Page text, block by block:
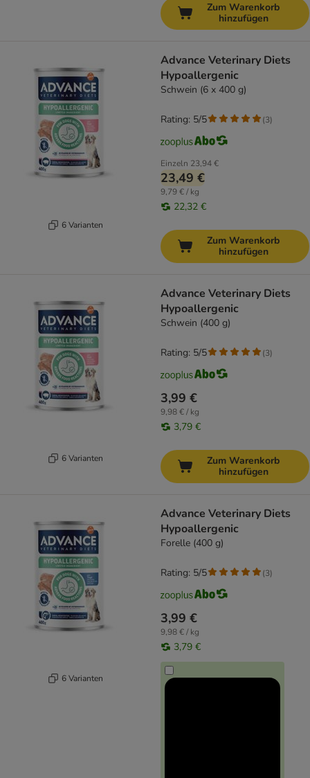
Zum Warenkorb
hinzufügen
6 Varianten
Advance Veterinary Diets
Hypoallergenic
Schwein (6 x 400 g)
Einzeln 23,94 €
23,49 €
9,79 € / kg
22,32 €
Rating: 5/5 (3)
Zum Warenkorb
hinzufügen
6 Varianten
Advance Veterinary Diets
Hypoallergenic
Schwein (400 g)
3,99 €
9,98 € / kg
3,79 €
Rating: 5/5 (3)
Zum Warenkorb
hinzufügen
6 Varianten
Advance Veterinary Diets
Hypoallergenic
Forelle (400 g)
3,99 €
9,98 € / kg
3,79 €
Rating: 5/5 (3)